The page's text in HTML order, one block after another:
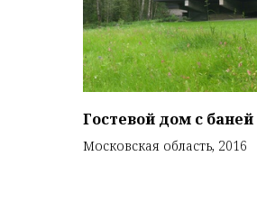
Гостевой дом с баней
Московская область, 2016